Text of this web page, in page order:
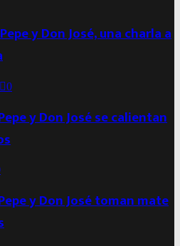
y Don José, una charla a
0
y Don José se calientan
y Don José toman mate